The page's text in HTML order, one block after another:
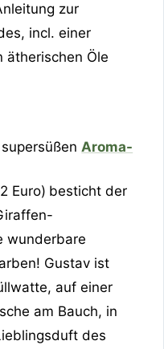
zur
incl. einer
ätherischen Öle
Aroma-
Euro) besticht der
wunderbare
Gustav ist
auf einer
am Bauch, in
des